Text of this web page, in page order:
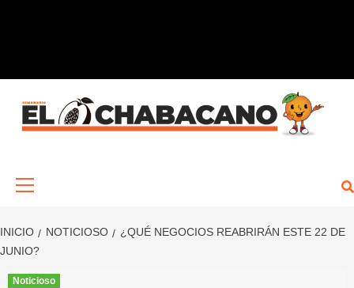
INICIO NOTICIOSO
¿QUÉ NEGOCIOS REABRIRÁN ESTE 22 DE
JUNIO?
Noticioso